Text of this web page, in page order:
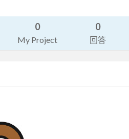
0
My Project
0
回答